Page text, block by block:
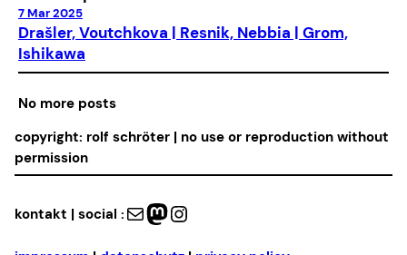
7 Mar 2025
Drašler, Voutchkova | Resnik, Nebbia | Grom,
Ishikawa
No more posts
copyright: rolf schröter | no use or reproduction without
permission
kontakt | social : Mail Mastodon Instagram